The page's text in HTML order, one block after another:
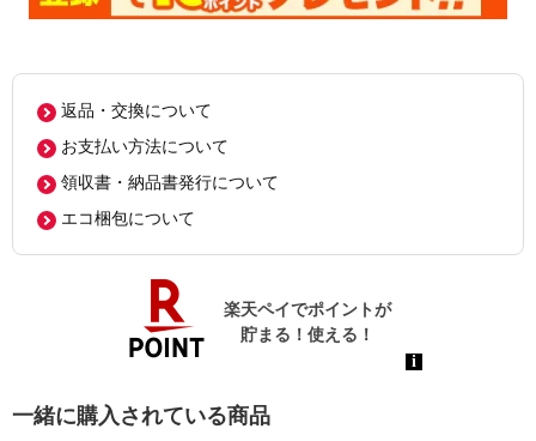
返品・交換について
お支払い方法について
領収書・納品書発行について
エコ梱包について
一緒に購入されている商品